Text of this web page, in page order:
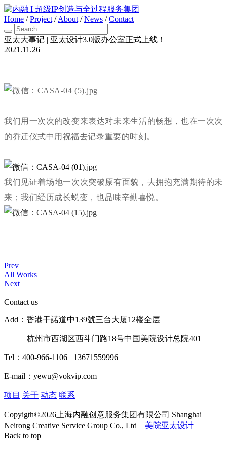
Home /Project /About /News /Contact
亚太大事记 | 亚太设计3.0版办公室正式上线！
2021.11.26
我们用一次次的改变来表达对未来生活的畅想，也在一次次
的乔迁仪式中用祝福去记录重要的时刻。
我们见证着场地一次次突破原有面貌，去拥抱充满期待的未
来；我们经历成长蜕变，也品味辛勤喜悦。
Prev
All Works
Next
Contact us
Add：香港干諾道中139號三台大厦12楼全层
杭州市西湖区西斗门路18号中国美院设计总院401
Tel：400-966-1106 13671559996
E-mail：yewu@vokvip.com
项目 关于 动态 联系
Copyigth©2026上海内融创意服务集团有限公司 Shanghai
Neirong Creative Service Group Co., Ltd 美院亚太设计
Back to top